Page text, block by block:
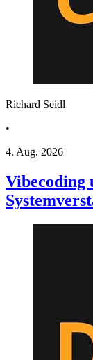
Richard Seidl
•
4. Aug. 2026
Vibecoding